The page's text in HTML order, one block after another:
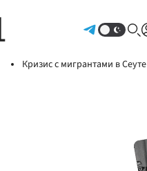
Кризис с мигрантами в Сеуте